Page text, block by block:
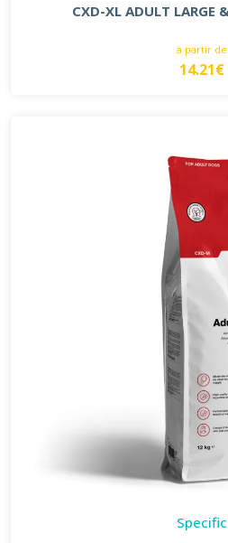
CXD-XL ADULT LARGE
à partir de
14.21€
Specific